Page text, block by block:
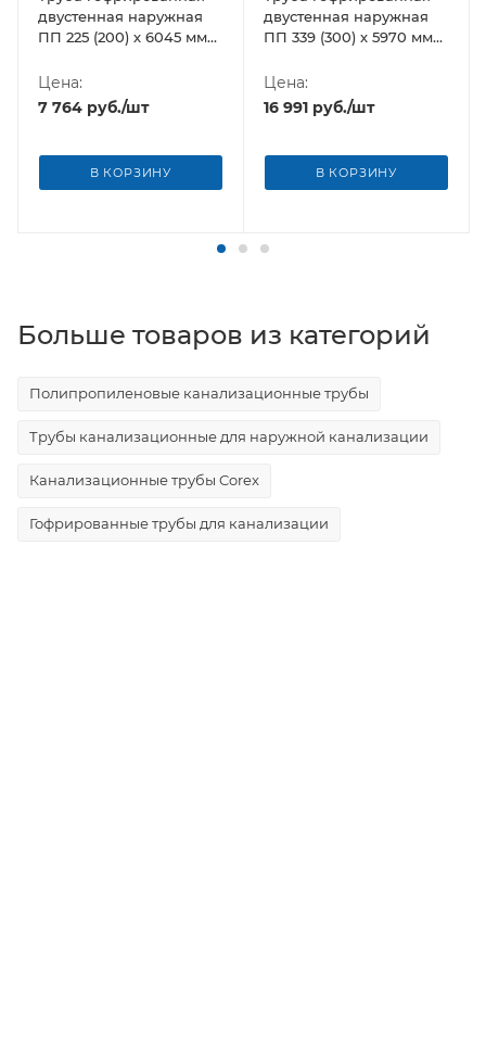
двустенная наружная
ПП 225 (200) х 6045 мм
Цена:
7 764 руб./шт
В КОРЗИНУ
двустенная наружная
ПП 339 (300) х 5970 мм
Цена:
16 991 руб./шт
В КОРЗИНУ
Больше товаров из категорий
Полипропиленовые канализационные трубы
Трубы канализационные для наружной канализации
Канализационные трубы Corex
Гофрированные трубы для канализации